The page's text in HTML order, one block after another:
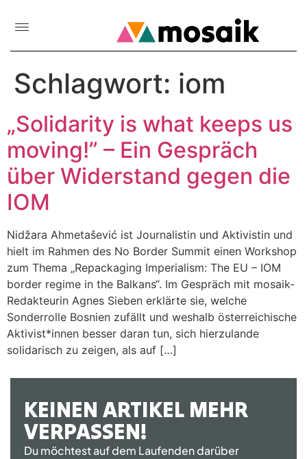
Schlagwort: iom
„Solidarity is what keeps us
moving!” – Ein Gespräch
über Widerstand gegen die
IOM
Nidžara Ahmetašević ist Journalistin und Aktivistin und
hielt im Rahmen des No Border Summit einen Workshop
zum Thema „Repackaging Imperialism: The EU – IOM
border regime in the Balkans“. Im Gespräch mit mosaik-
Redakteurin Agnes Sieben erklärte sie, welche
Sonderrolle Bosnien zufällt und weshalb österreichische
Aktivist*innen besser daran tun, sich hierzulande
solidarisch zu zeigen, als auf […]
KEINEN ARTIKEL MEHR
VERPASSEN!
Du möchtest auf dem Laufenden darüber